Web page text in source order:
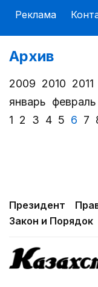
Реклама
Архив
2009 2010 2011
январь февраль
1 2 3 4 5 6 7
Президент
Закон и Порядок